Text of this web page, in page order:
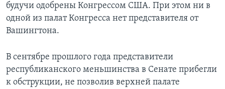
Языки
будучи одобрены Конгрессом США. При этом ни в
одной из палат Конгресса нет представителя от
Вашингтона.
В сентябре прошлого года представители
республиканского меньшинства в Сенате прибегли
к обструкции, не позволив верхней палате